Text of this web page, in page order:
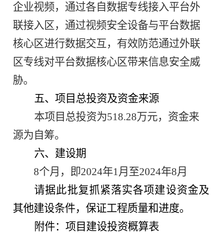
企业视频，通过各自数据专线接入平台外
联接入区，通过视频安全设备与平台数据
核心区进行数据交互，有效防范通过外联
区专线对平台数据核心区带来信息安全威
胁。
五、项目总投资及资金来源
本项目总投资为518.28万元，资金来
源为自筹。
六、 建设期
8个月，即2024年1月至2024年8月
请据此批复抓紧落实各项建设资金及
其他建设条件，保证工程质量和进度。
附件：项目 建设投资概算表